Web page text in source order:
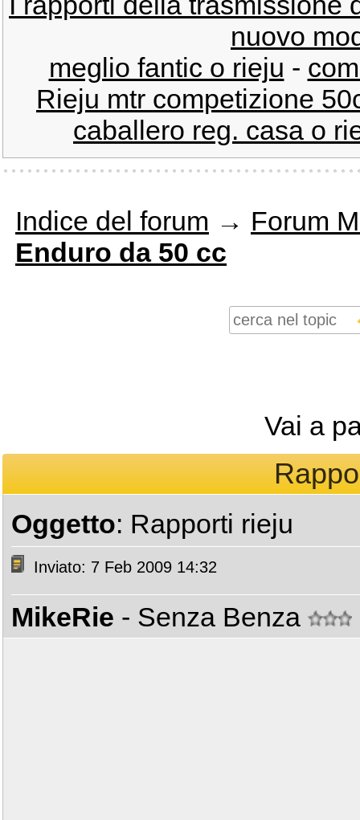
nuovo
meglio fantic o rieju -
Rieju mtr competizione
caballero reg. casa o
Indice del forum → Forum
Enduro da 50 cc
Vai a
Oggetto: Rapporti rieju
Inviato: 7 Feb 2009 14:32
MikeRie - Senza Benza